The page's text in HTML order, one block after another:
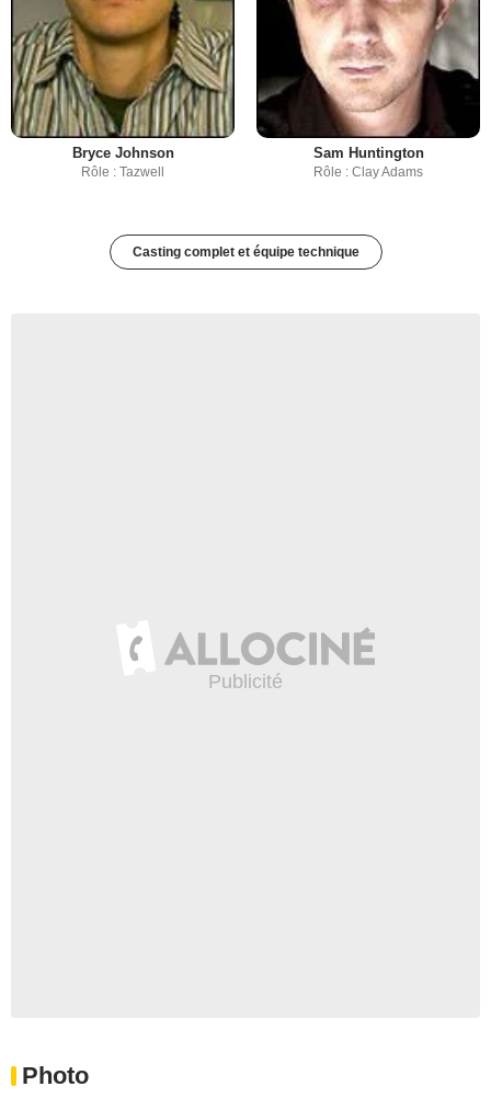
Bryce Johnson
Rôle : Tazwell
Sam Huntington
Rôle : Clay Adams
Casting complet et équipe technique
Photo